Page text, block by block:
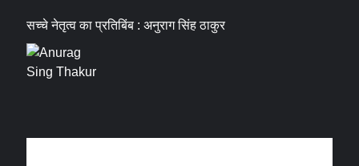
सच्चे नेतृत्व का प्रतिबिंब : अनुराग सिंह ठाकुर